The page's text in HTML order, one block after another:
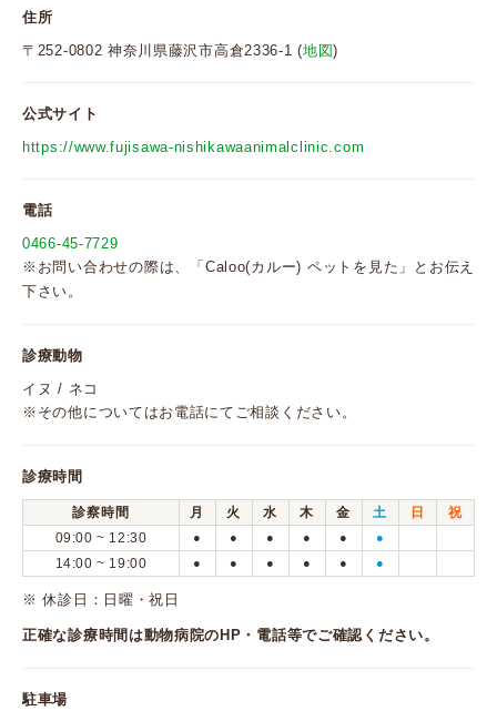
住所
〒252-0802 神奈川県藤沢市高倉2336-1 (地図)
公式サイト
https://www.fujisawa-nishikawaanimalclinic.com
電話
0466-45-7729
※お問い合わせの際は、「Caloo(カルー) ペットを見た」とお伝え
下さい。
診療動物
イヌ / ネコ
※その他についてはお電話にてご相談ください。
診療時間
診察時間 月 火 水 木 金 土 日
祝
09:00 ~ 12:30
● ● ● ● ● ●
14:00 ~ 19:00 ● ● ● ● ● ●
※ 休診日：​日曜・祝日
正確な診療時間は動物病院のHP・電話等でご確認ください。
駐車場